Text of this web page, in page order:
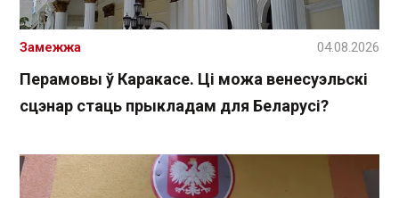
Перамовы ў Каракасе. Ці можа венесуэльскі
сцэнар стаць прыкладам для Беларусі?
Замежжа 04.08.2026